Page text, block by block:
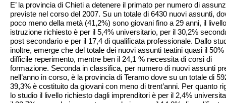
E’ la provincia di Chieti a detenere il primato per numero di
previste nel corso del 2007. Su un totale di 6430 nuovi assunti,
poco meno della metà (41,2%) sono giovani fino a 29 anni, il
istruzione richiesto è per il 5,4% universitario, per il 30,2%
post secondario e per il 17,4 di qualificata professionale. Dallo
inoltre, emerge che del totale dei nuovi assunti teatini quasi il 50%
difficile reperimento, mentre ben il 24,1 % necessita di corsi di
formazione. Seconda in classifica, per numero di nuovi assunti
nell’anno in corso, è la provincia di Teramo dove su un totale di
39,3% è costituito da giovani con meno di trent’anni. Per quanto
lo studio il livello richiesto dagli imprenditori è per il 2,4%